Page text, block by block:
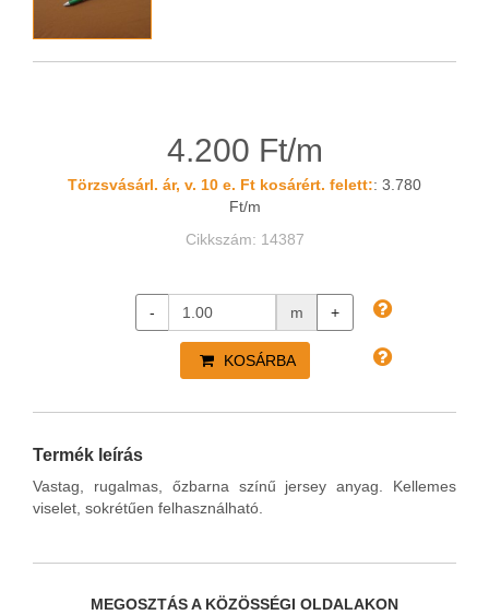
4.200 Ft/m
Törzsvásárl. ár, v. 10 e. Ft kosárért. felett:: 3.780
Ft/m
Cikkszám: 14387
- m +
KOSÁRBA
Termék leírás
Vastag, rugalmas, őzbarna színű jersey anyag. Kellemes
viselet, sokrétűen felhasználható.
MEGOSZTÁS A KÖZÖSSÉGI OLDALAKON